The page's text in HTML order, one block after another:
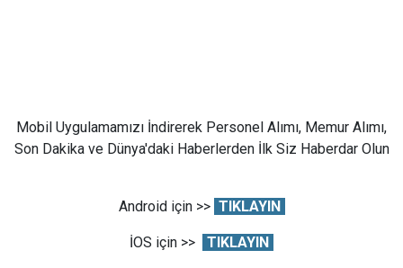
Mobil Uygulamamızı İndirerek Personel Alımı, Memur Alımı,
Son Dakika ve Dünya'daki Haberlerden İlk Siz Haberdar Olun
Android için >> TIKLAYIN
İOS için >> TIKLAYIN